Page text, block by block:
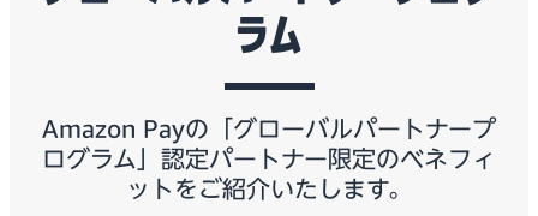
ラム
Amazon Payの「グローバルパートナープ
ログラム」認定パートナー限定のベネフィ
ットをご紹介いたします。